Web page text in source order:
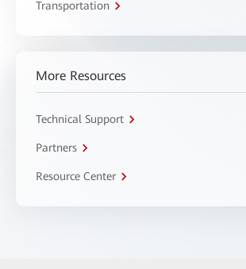
Transportation
More Resources
Technical Support
Partners
Resource Center